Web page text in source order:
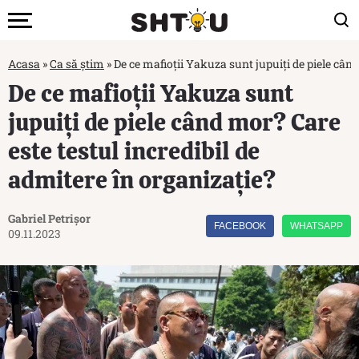
Acasa »Ca să știm »De ce mafioții Yakuza sunt jupuiți de piele
De ce mafioții Yakuza sunt
jupuiți de piele când mor? Care
este testul incredibil de
admitere în organizație?
Gabriel Petrișor
09.11.2023
FACEBOOK WHATSAPP